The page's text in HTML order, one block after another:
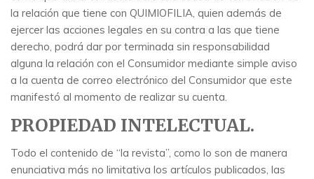
la relación que tiene con QUIMIOFILIA, quien además de
ejercer las acciones legales en su contra a las que tiene
derecho, podrá dar por terminada sin responsabilidad
alguna la relación con el Consumidor mediante simple aviso
a la cuenta de correo electrónico del Consumidor que este
manifestó al momento de realizar su cuenta.
PROPIEDAD INTELECTUAL.
Todo el contenido de “la revista”, como lo son de manera
enunciativa más no limitativa los artículos publicados, las